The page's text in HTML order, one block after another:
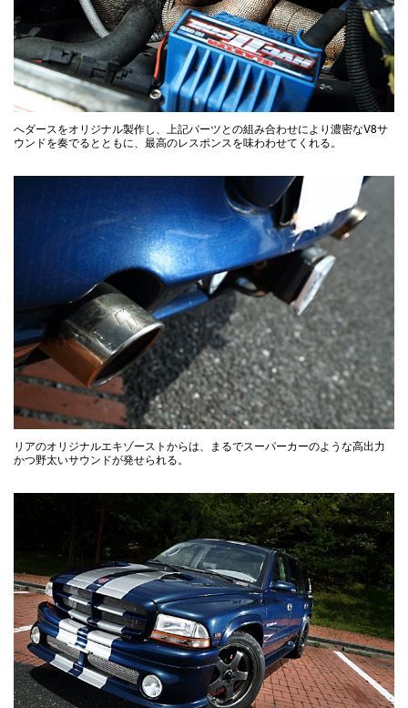
へダースをオリジナル製作し、上記パーツとの組み合わせにより濃密なV8サ
ウンドを奏でるとともに、最高のレスポンスを味わわせてくれる。
リアのオリジナルエキゾーストからは、まるでスーパーカーのような高出力
かつ野太いサウンドが発せられる。